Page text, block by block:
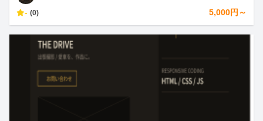
- (0) 5,000円～